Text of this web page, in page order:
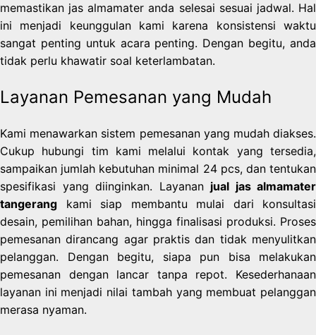
memastikan jas almamater anda selesai sesuai jadwal. Hal
ini menjadi keunggulan kami karena konsistensi waktu
sangat penting untuk acara penting. Dengan begitu, anda
tidak perlu khawatir soal keterlambatan.
Layanan Pemesanan yang Mudah
Kami menawarkan sistem pemesanan yang mudah diakses.
Cukup hubungi tim kami melalui kontak yang tersedia,
sampaikan jumlah kebutuhan minimal 24 pcs, dan tentukan
spesifikasi yang diinginkan. Layanan jual jas almamater
tangerang kami siap membantu mulai dari konsultasi
desain, pemilihan bahan, hingga finalisasi produksi. Proses
pemesanan dirancang agar praktis dan tidak menyulitkan
pelanggan. Dengan begitu, siapa pun bisa melakukan
pemesanan dengan lancar tanpa repot. Kesederhanaan
layanan ini menjadi nilai tambah yang membuat pelanggan
merasa nyaman.